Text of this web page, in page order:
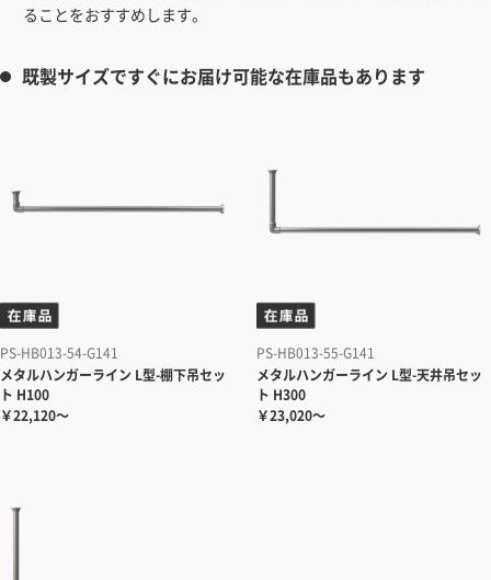
ることをおすすめします。
既製サイズですぐにお届け可能な在庫品もあります
PS-HB013-54-G141
メタルハンガーライン L型-棚下吊セッ
ト H100
￥22,120～
PS-HB013-55-G141
メタルハンガーライン L型-天井吊セッ
ト H300
￥23,020～